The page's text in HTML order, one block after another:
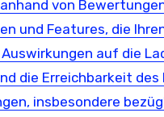
von
und Features, die
auf die
die Erreichbarkeit des
insbesondere